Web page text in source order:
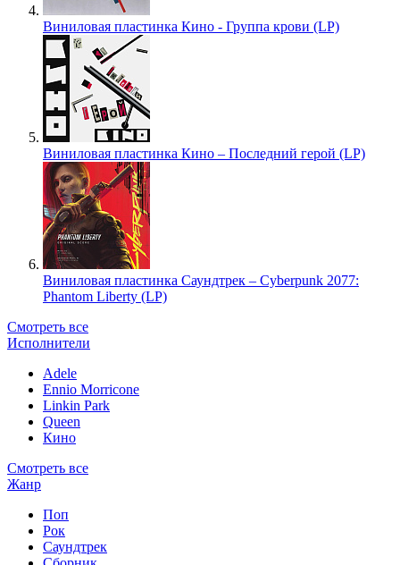
Виниловая пластинка Кино - Группа крови (LP)
Виниловая пластинка Кино – Последний герой (LP)
Виниловая пластинка Саундтрек – Cyberpunk 2077:
Phantom Liberty (LP)
Смотреть все
Исполнители
Adele
Ennio Morricone
Linkin Park
Queen
Кино
Смотреть все
Жанр
Поп
Рок
Саундтрек